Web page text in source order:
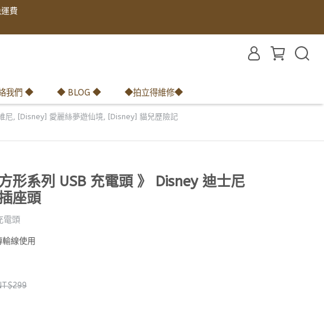
費
我們 ◆ ◆ BLOG ◆ ◆拍立得維修◆
尼, [Disney] 愛麗絲夢遊仙境, [Disney] 貓兒歷險記
形系列 USB 充電頭 》 Disney 迪士尼
座頭
電頭
輸線使用